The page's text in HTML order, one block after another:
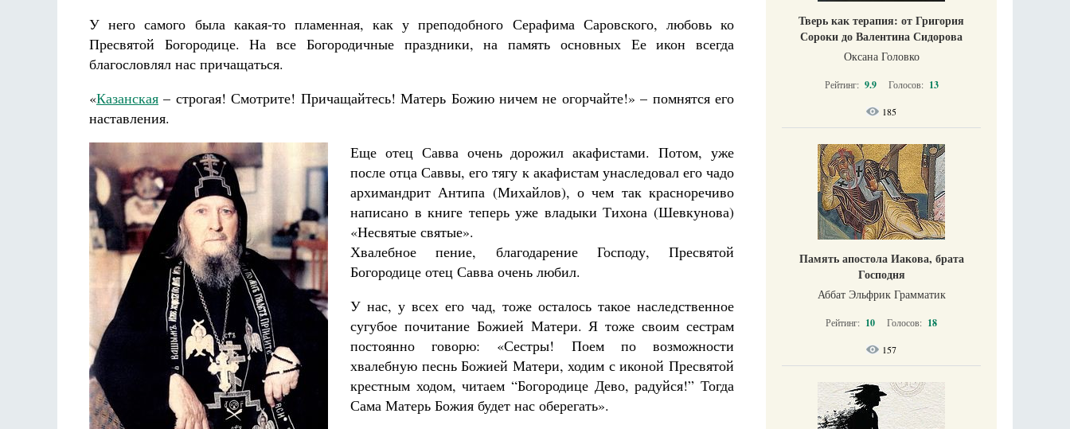
У него самого была какая-то пламенная, как у преподобного Серафима Саровского, любовь ко
Пресвятой Богородице. На все Богородичные праздники, на память основных Ее икон всегда
благословлял нас причащаться.
«Казанская – строгая! Смотрите! Причащайтесь! Матерь Божию ничем не огорчайте!» – помнятся его
наставления.
Еще отец Савва очень дорожил акафистами. Потом, уже
после отца Саввы, его тягу к акафистам унаследовал его чадо
архимандрит Антипа (Михайлов), о чем так красноречиво
написано в книге теперь уже владыки Тихона (Шевкунова)
«Несвятые святые».
Хвалебное пение, благодарение Господу, Пресвятой
Богородице отец Савва очень любил.
У нас, у всех его чад, тоже осталось такое наследственное
сугубое почитание Божией Матери. Я тоже своим сестрам
постоянно говорю: «Сестры! Поем по возможности
хвалебную песнь Божией Матери, ходим с иконой Пресвятой
крестным ходом, читаем “Богородице Дево, радуйся!” Тогда
Сама Матерь Божия будет нас оберегать».
Тверь как терапия: от Григория
Сороки до Валентина Сидорова
Оксана Головко
Рейтинг: 9.9 Голосов: 13
185
Память апостола Иакова, брата
Господня
Аббат Эльфрик Грамматик
Рейтинг: 10 Голосов: 18
157